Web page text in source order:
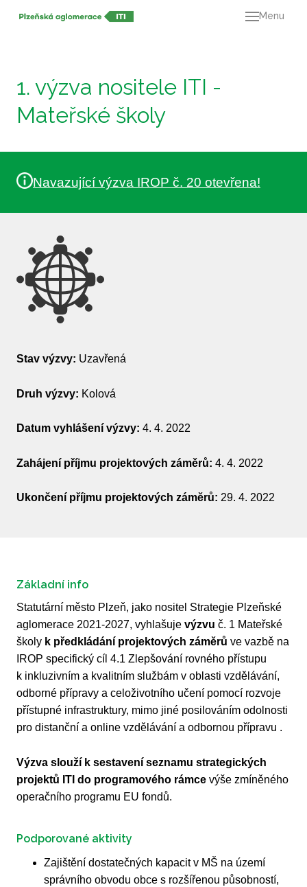
Menu
1. výzva nositele ITI -
Mateřské školy
Navazující výzva IROP č. 20 otevřena!
Stav výzvy: Uzavřená
Druh výzvy: Kolová
Datum vyhlášení výzvy: 4. 4. 2022
Zahájení příjmu projektových záměrů: 4. 4. 2022
Ukončení příjmu projektových záměrů: 29. 4. 2022
Základní info
Statutární město Plzeň, jako nositel Strategie Plzeňské
aglomerace 2021-2027, vyhlašuje výzvu č. 1 Mateřské
školy k předkládání projektových záměrů ve vazbě na
IROP specifický cíl 4.1 Zlepšování rovného přístupu
k inkluzivním a kvalitním službám v oblasti vzdělávání,
odborné přípravy a celoživotního učení pomocí rozvoje
přístupné infrastruktury, mimo jiné posilováním odolnosti
pro distanční a online vzdělávání a odbornou přípravu .
Výzva slouží k sestavení seznamu strategických
projektů ITI do programového rámce výše zmíněného
operačního programu EU fondů.
Podporované aktivity
Zajištění dostatečných kapacit v MŠ na území
správního obvodu obce s rozšířenou působností,